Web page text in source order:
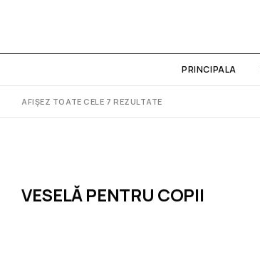
PRINCIPALA
AFIȘEZ TOATE CELE 7 REZULTATE
VESELĂ PENTRU COPII